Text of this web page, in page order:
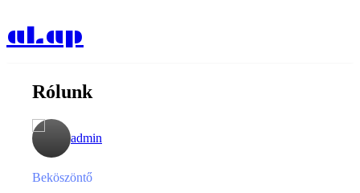
aLap
Rólunk
admin
Beköszöntő